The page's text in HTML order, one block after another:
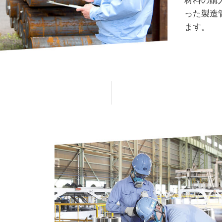
った製造
ます。